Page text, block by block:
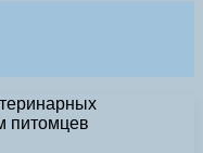
питомцев